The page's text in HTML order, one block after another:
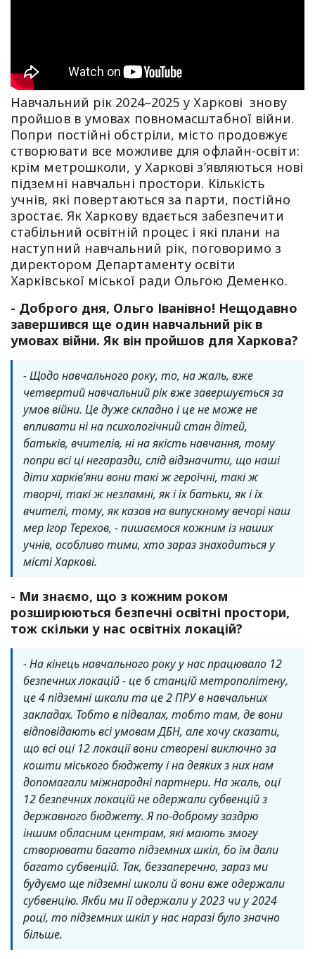
Навчальний рік 2024–2025 у Харкові знову
пройшов в умовах повномасштабної війни.
Попри постійні обстріли, місто продовжує
створювати все можливе для офлайн-освіти:
крім метрошколи, у Харкові з’являються нові
підземні навчальні простори. Кількість
учнів, які повертаються за парти, постійно
зростає. Як Харкову вдається забезпечити
стабільний освітній процес і які плани на
наступний навчальний рік, поговоримо з
директором Департаменту освіти
Харківської міської ради Ольгою Деменко.
- Доброго дня, Ольго Іванівно! Нещодавно
завершився ще один навчальний рік в
умовах війни. Як він пройшов для Харкова?
- Щодо навчального року, то, на жаль, вже
четвертий навчальний рік вже завершується за
умов війни. Це дуже складно і це не може не
впливати ні на психологічний стан дітей,
батьків, вчителів, ні на якість навчання, тому
попри всі ці негаразди, слід відзначити, що наші
діти харківʼяни вони такі ж героїчні, такі ж
творчі, такі ж незламні, як і їх батьки, як і їх
вчителі, тому, як казав на випускному вечорі наш
мер Ігор Терехов, - пишаємося кожним із наших
учнів, особливо тими, хто зараз знаходиться у
місті Харкові.
- Ми знаємо, що з кожним роком
розширюються безпечні освітні простори,
тож скільки у нас освітніх локацій?
- На кінець навчального року у нас працювало 12
безпечних локацій - це 6 станцій метрополітену,
це 4 підземні школи та це 2 ПРУ в навчальних
закладах. Тобто в підвалах, тобто там, де вони
відповідають всі умовам ДБН, але хочу сказати,
що всі оці 12 локації вони створені виключно за
кошти міського бюджету і на деяких з них нам
допомагали міжнародні партнери. На жаль, оці
12 безпечних локацій не одержали субвенцій з
державного бюджету. Я по-доброму заздрю
іншим обласним центрам, які мають змогу
створювати багато підземних шкіл, бо їм дали
багато субвенцій. Так, беззаперечно, зараз ми
будуємо ще підземні школи й вони вже одержали
субвенцію. Якби ми її одержали у 2023 чи у 2024
році, то підземних шкіл у нас наразі було значно
більше.